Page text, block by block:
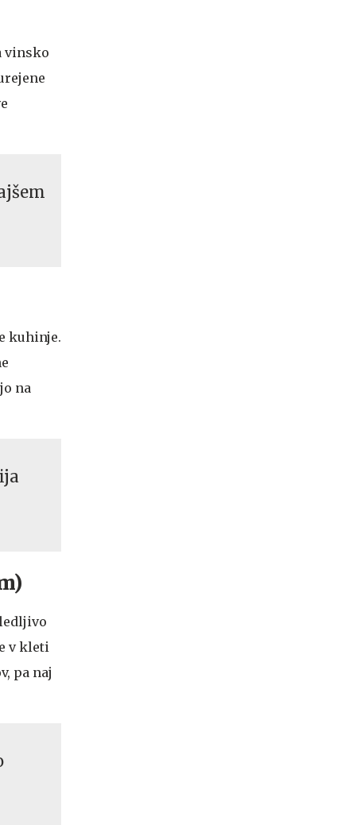
vinsko
kuhinje.
na
v kleti
pa naj